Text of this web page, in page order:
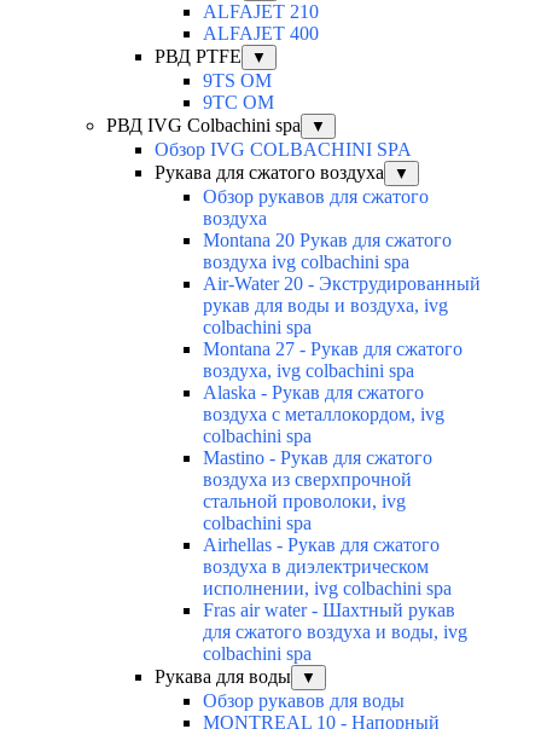
ALFAJET 210
ALFAJET 400
РВД PTFE
▼
9TS OM
9TC OM
РВД IVG Colbachini spa
▼
Обзор IVG COLBACHINI SPA
Рукава для сжатого воздуха
▼
Обзор рукавов для сжатого
воздуха
Montana 20 Рукав для сжатого
воздуха ivg colbachini spa
Air-Water 20 - Экструдированный
рукав для воды и воздуха, ivg
colbachini spa
Montana 27 - Рукав для сжатого
воздуха, ivg colbachini spa
Alaska - Рукав для сжатого
воздуха с металлокордом, ivg
colbachini spa
Mastino - Рукав для сжатого
воздуха из сверхпрочной
стальной проволоки, ivg
colbachini spa
Airhellas - Рукав для сжатого
воздуха в диэлектрическом
исполнении, ivg colbachini spa
Fras air water - Шахтный рукав
для сжатого воздуха и воды, ivg
colbachini spa
Рукава для воды
▼
Обзор рукавов для воды
MONTREAL 10 - Напорный